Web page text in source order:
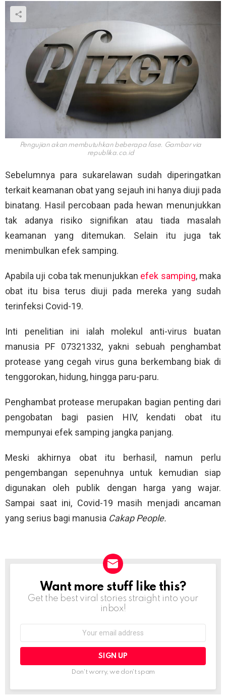
Pengujian akan membutuhkan beberapa fase. Gambar via
republika.co.id
Sebelumnya para sukarelawan sudah diperingatkan
terkait keamanan obat yang sejauh ini hanya diuji pada
binatang. Hasil percobaan pada hewan menunjukkan
tak adanya risiko signifikan atau tiada masalah
keamanan yang ditemukan. Selain itu juga tak
menimbulkan efek samping.
Apabila uji coba tak menunjukkan efek samping, maka
obat itu bisa terus diuji pada mereka yang sudah
terinfeksi Covid-19.
Inti penelitian ini ialah molekul anti-virus buatan
manusia PF 07321332, yakni sebuah penghambat
protease yang cegah virus guna berkembang biak di
tenggorokan, hidung, hingga paru-paru.
Penghambat protease merupakan bagian penting dari
pengobatan bagi pasien HIV, kendati obat itu
mempunyai efek samping jangka panjang.
Meski akhirnya obat itu berhasil, namun perlu
pengembangan sepenuhnya untuk kemudian siap
digunakan oleh publik dengan harga yang wajar.
Sampai saat ini, Covid-19 masih menjadi ancaman
yang serius bagi manusia Cakap People.
NEWSLETTER
Want more stuff like this?
Get the best viral stories straight into your
inbox!
Don't worry, we don't spam